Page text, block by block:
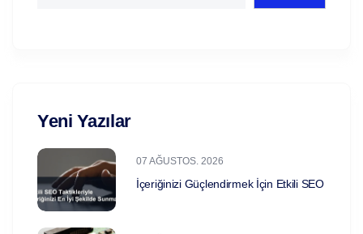
Yeni Yazılar
07 AĞUSTOS. 2026
İçeriğinizi Güçlendirmek İçin Etkili SEO